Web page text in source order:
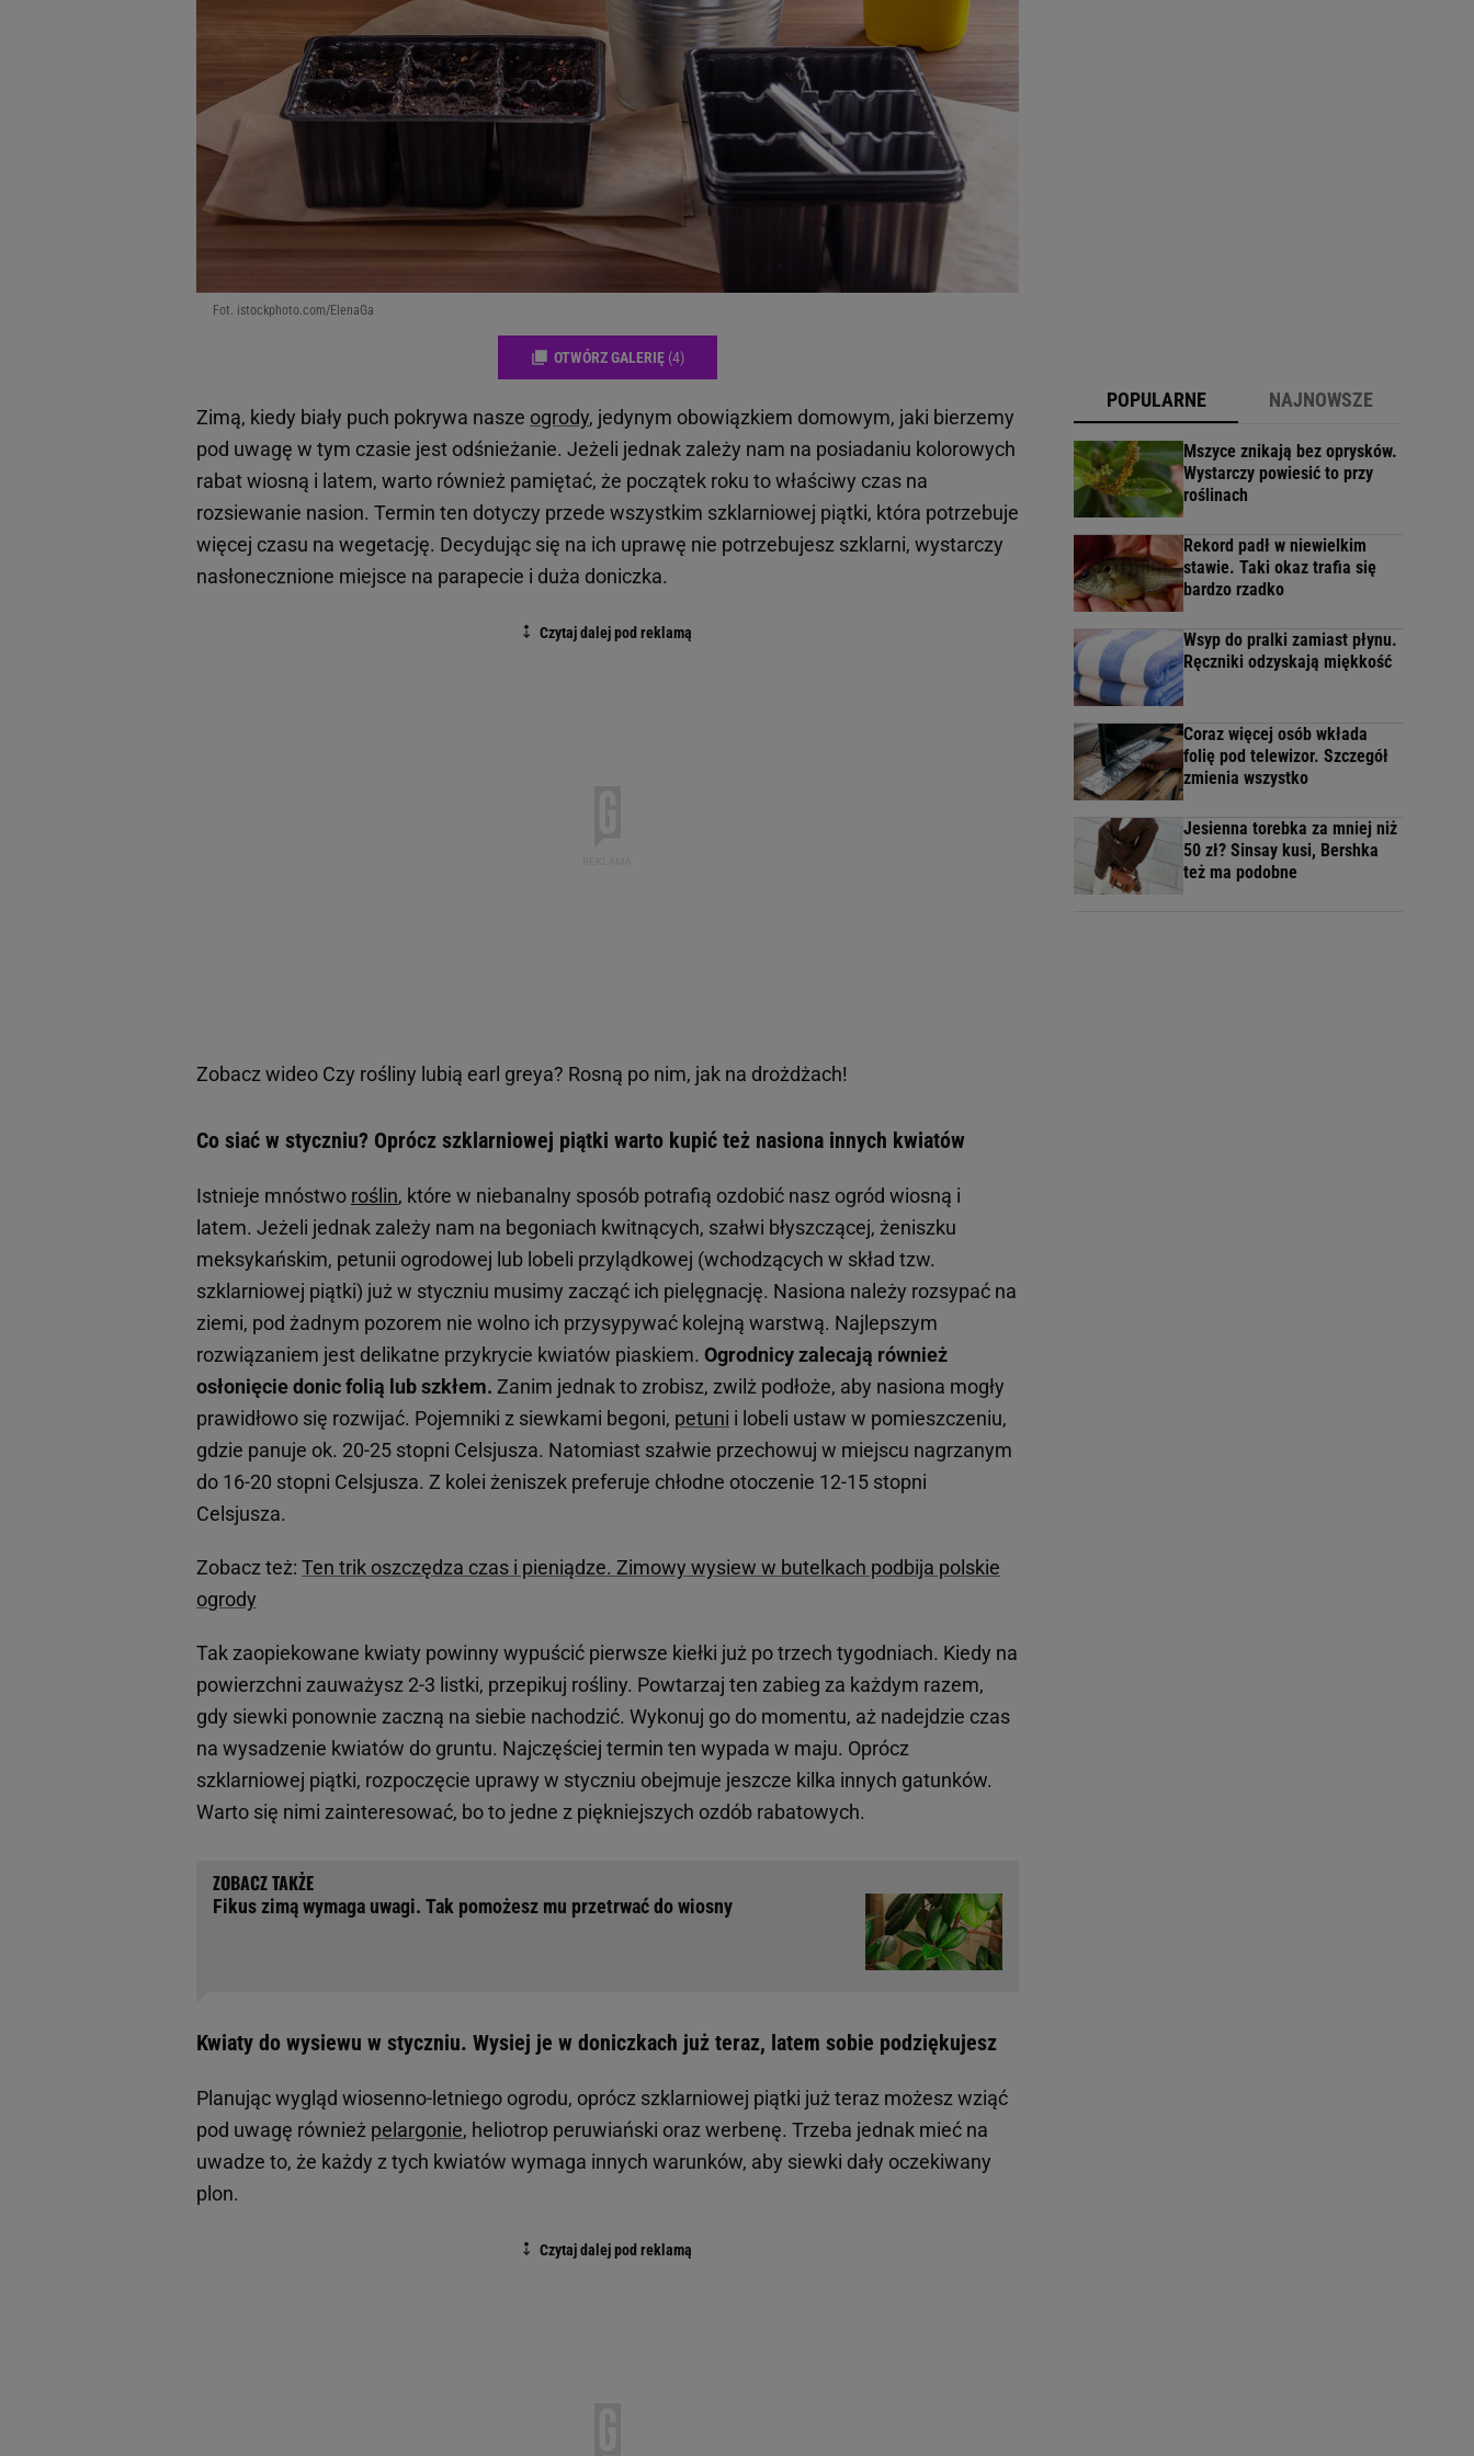
Fot. istockphoto.com/ElenaGa
OTWÓRZ GALERIĘ (4)
Zimą, kiedy biały puch pokrywa nasze ogrody, jedynym obowiązkiem domowym, jaki bierzemy
pod uwagę w tym czasie jest odśnieżanie. Jeżeli jednak zależy nam na posiadaniu kolorowych
rabat wiosną i latem, warto również pamiętać, że początek roku to właściwy czas na
rozsiewanie nasion. Termin ten dotyczy przede wszystkim szklarniowej piątki, która potrzebuje
więcej czasu na wegetację. Decydując się na ich uprawę nie potrzebujesz szklarni, wystarczy
nasłonecznione miejsce na parapecie i duża doniczka.
Zobacz wideo Czy rośliny lubią earl greya? Rosną po nim, jak na drożdżach!
Co siać w styczniu? Oprócz szklarniowej piątki warto kupić też nasiona innych kwiatów
Istnieje mnóstwo roślin, które w niebanalny sposób potrafią ozdobić nasz ogród wiosną i
latem. Jeżeli jednak zależy nam na begoniach kwitnących, szałwi błyszczącej, żeniszku
meksykańskim, petunii ogrodowej lub lobeli przylądkowej (wchodzących w skład tzw.
szklarniowej piątki) już w styczniu musimy zacząć ich pielęgnację. Nasiona należy rozsypać na
ziemi, pod żadnym pozorem nie wolno ich przysypywać kolejną warstwą. Najlepszym
rozwiązaniem jest delikatne przykrycie kwiatów piaskiem. Ogrodnicy zalecają również
osłonięcie donic folią lub szkłem. Zanim jednak to zrobisz, zwilż podłoże, aby nasiona mogły
prawidłowo się rozwijać. Pojemniki z siewkami begoni, petuni i lobeli ustaw w pomieszczeniu,
gdzie panuje ok. 20-25 stopni Celsjusza. Natomiast szałwie przechowuj w miejscu nagrzanym
do 16-20 stopni Celsjusza. Z kolei żeniszek preferuje chłodne otoczenie 12-15 stopni
Celsjusza.
Zobacz też: Ten trik oszczędza czas i pieniądze. Zimowy wysiew w butelkach podbija polskie
ogrody
Tak zaopiekowane kwiaty powinny wypuścić pierwsze kiełki już po trzech tygodniach. Kiedy na
powierzchni zauważysz 2-3 listki, przepikuj rośliny. Powtarzaj ten zabieg za każdym razem,
gdy siewki ponownie zaczną na siebie nachodzić. Wykonuj go do momentu, aż nadejdzie czas
na wysadzenie kwiatów do gruntu. Najczęściej termin ten wypada w maju. Oprócz
szklarniowej piątki, rozpoczęcie uprawy w styczniu obejmuje jeszcze kilka innych gatunków.
Warto się nimi zainteresować, bo to jedne z piękniejszych ozdób rabatowych.
Fikus zimą wymaga uwagi. Tak pomożesz mu przetrwać do wiosny
Kwiaty do wysiewu w styczniu. Wysiej je w doniczkach już teraz, latem sobie podziękujesz
Planując wygląd wiosenno-letniego ogrodu, oprócz szklarniowej piątki już teraz możesz wziąć
pod uwagę również pelargonie, heliotrop peruwiański oraz werbenę. Trzeba jednak mieć na
uwadze to, że każdy z tych kwiatów wymaga innych warunków, aby siewki dały oczekiwany
plon.
POPULARNE NAJNOWSZE
Mszyce znikają bez oprysków.
Wystarczy powiesić to przy
roślinach
Rekord padł w niewielkim
stawie. Taki okaz trafia się
bardzo rzadko
Wsyp do pralki zamiast płynu.
Ręczniki odzyskają miękkość
Coraz więcej osób wkłada
folię pod telewizor. Szczegół
zmienia wszystko
Jesienna torebka za mniej niż
50 zł? Sinsay kusi, Bershka
też ma podobne